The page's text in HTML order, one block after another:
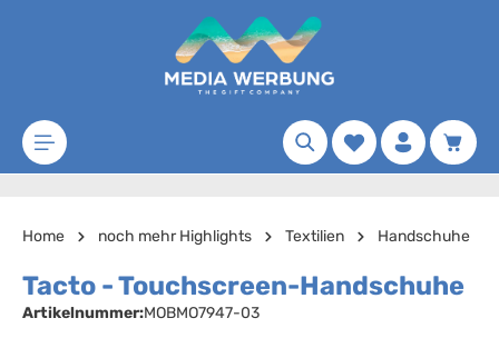
Zum Hauptinhalt springen
Merkzettel
Home noch mehr Highlights Textilien Handschuhe
Tacto - Touchscreen-Handschuhe
Artikelnummer:MOBMO7947-03